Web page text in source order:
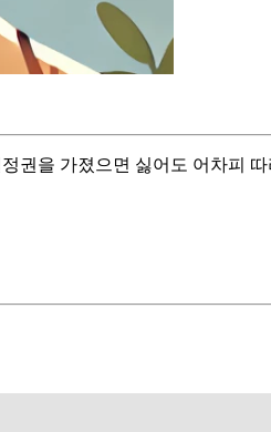
권을 가졌으면 싫어도 어차피